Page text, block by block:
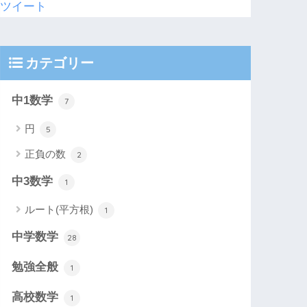
ツイート
カテゴリー
中1数学 7
円 5
正負の数 2
中3数学 1
ルート(平方根) 1
中学数学 28
勉強全般 1
高校数学 1